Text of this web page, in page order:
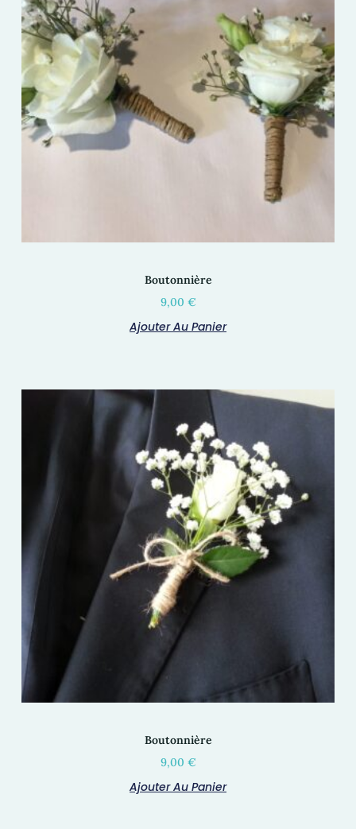
Boutonnière
9,00 €
Ajouter Au Panier
Boutonnière
9,00 €
Ajouter Au Panier